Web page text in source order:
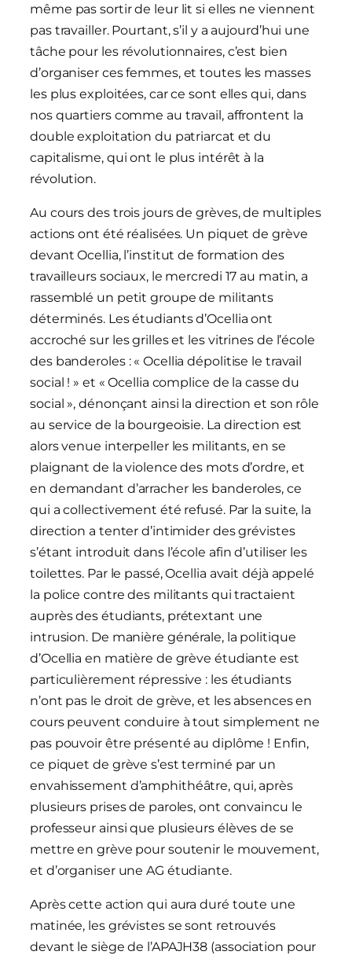
même pas sortir de leur lit si elles ne viennent
pas travailler. Pourtant, s’il y a aujourd’hui une
tâche pour les révolutionnaires, c’est bien
d’organiser ces femmes, et toutes les masses
les plus exploitées, car ce sont elles qui, dans
nos quartiers comme au travail, affrontent la
double exploitation du patriarcat et du
capitalisme, qui ont le plus intérêt à la
révolution.
Au cours des trois jours de grèves, de multiples
actions ont été réalisées. Un piquet de grève
devant Ocellia, l’institut de formation des
travailleurs sociaux, le mercredi 17 au matin, a
rassemblé un petit groupe de militants
déterminés. Les étudiants d’Ocellia ont
accroché sur les grilles et les vitrines de l’école
des banderoles : « Ocellia dépolitise le travail
social ! » et « Ocellia complice de la casse du
social », dénonçant ainsi la direction et son rôle
au service de la bourgeoisie. La direction est
alors venue interpeller les militants, en se
plaignant de la violence des mots d’ordre, et
en demandant d’arracher les banderoles, ce
qui a collectivement été refusé. Par la suite, la
direction a tenter d’intimider des grévistes
s’étant introduit dans l’école afin d’utiliser les
toilettes. Par le passé, Ocellia avait déjà appelé
la police contre des militants qui tractaient
auprès des étudiants, prétextant une
intrusion. De manière générale, la politique
d’Ocellia en matière de grève étudiante est
particulièrement répressive : les étudiants
n’ont pas le droit de grève, et les absences en
cours peuvent conduire à tout simplement ne
pas pouvoir être présenté au diplôme ! Enfin,
ce piquet de grève s’est terminé par un
envahissement d’amphithéâtre, qui, après
plusieurs prises de paroles, ont convaincu le
professeur ainsi que plusieurs élèves de se
mettre en grève pour soutenir le mouvement,
et d’organiser une AG étudiante.
Après cette action qui aura duré toute une
matinée, les grévistes se sont retrouvés
devant le siège de l’APAJH38 (association pour